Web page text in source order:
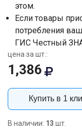
этом.
Если товары
потребления
ГИС Честный
цена за шт.:
1,386
Купить в 1
В наличии: 13 шт.